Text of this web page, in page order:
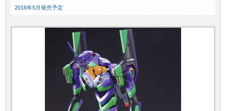
2016年5月発売予定